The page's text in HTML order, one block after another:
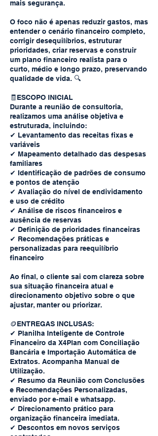
mais segurança.
O foco não é apenas reduzir gastos, mas
entender o cenário financeiro completo,
corrigir desequilíbrios, estruturar
prioridades, criar reservas e construir
um plano financeiro realista para o
curto, médio e longo prazo, preservando
qualidade de vida. 🔍
🧾ESCOPO INICIAL
Durante a reunião de consultoria,
realizamos uma análise objetiva e
estruturada, incluindo:
✔︎ Levantamento das receitas fixas e
variáveis
✔︎ Mapeamento detalhado das despesas
familiares
✔︎ Identificação de padrões de consumo
e pontos de atenção
✔︎ Avaliação do nível de endividamento
e uso de crédito
✔︎ Análise de riscos financeiros e
ausência de reservas
✔︎ Definição de prioridades financeiras
✔︎ Recomendações práticas e
personalizadas para reequilíbrio
financeiro
Ao final, o cliente sai com clareza sobre
sua situação financeira atual e
direcionamento objetivo sobre o que
ajustar, manter ou priorizar.
🪙ENTREGAS INCLUSAS:
✔︎ Planilha Inteligente de Controle
Financeiro da X4Plan com Conciliação
Bancária e Importação Automática de
Extratos. Acompanha Manual de
Utilização.
✔︎ Resumo da Reunião com Conclusões
e Recomendações Personalizadas,
enviado por e-mail e whatsapp.
✔︎ Direcionamento prático para
organização financeira imediata.
✔︎ Descontos em novos serviços